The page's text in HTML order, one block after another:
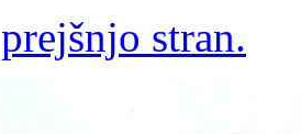
prejšnjo stran.